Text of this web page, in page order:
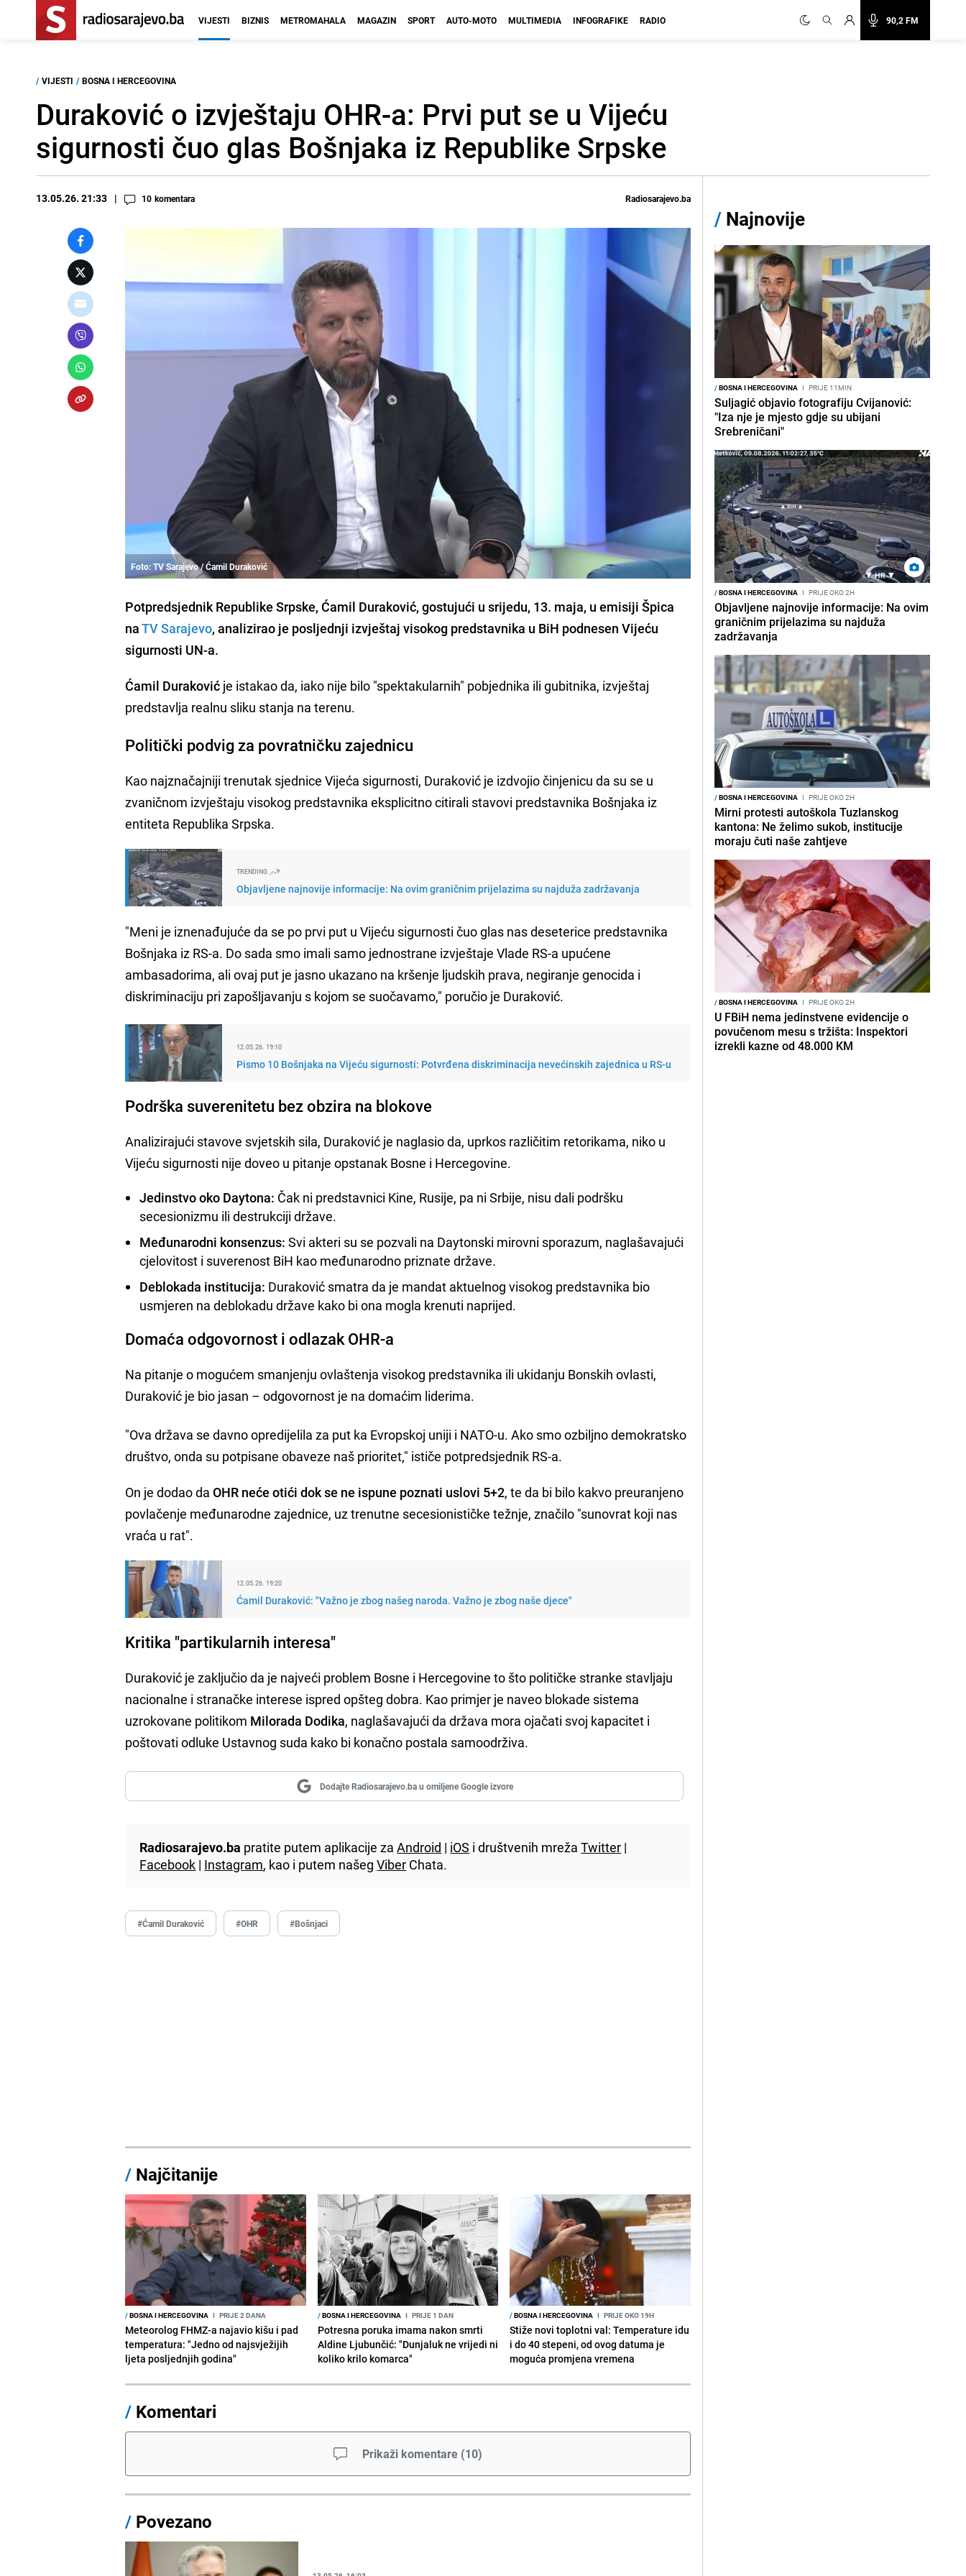
90,2 FM
VIJESTI BIZNIS METROMAHALA MAGAZIN SPORT AUTO-MOTO MULTIMEDIA INFOGRAFIKE RADIO
/ VIJESTI / BOSNA I HERCEGOVINA
Duraković o izvještaju OHR-a: Prvi put se u Vijeću
sigurnosti čuo glas Bošnjaka iz Republike Srpske
13.05.26. 21:33 10 komentara Radiosarajevo.ba
Foto: TV Sarajevo / Ćamil Duraković
Potpredsjednik Republike Srpske, Ćamil Duraković, gostujući u srijedu, 13. maja, u emisiji Špica
naTV Sarajevo, analizirao je posljednji izvještaj visokog predstavnika u BiH podnesen Vijeću
sigurnosti UN-a.
Ćamil Duraković je istakao da, iako nije bilo "spektakularnih" pobjednika ili gubitnika, izvještaj
predstavlja realnu sliku stanja na terenu.
Politički podvig za povratničku zajednicu
Kao najznačajniji trenutak sjednice Vijeća sigurnosti, Duraković je izdvojio činjenicu da su se u
zvaničnom izvještaju visokog predstavnika eksplicitno citirali stavovi predstavnika Bošnjaka iz
entiteta Republika Srpska.
TRENDING
Objavljene najnovije informacije: Na ovim graničnim prijelazima su najduža zadržavanja
"Meni je iznenađujuće da se po prvi put u Vijeću sigurnosti čuo glas nas deseterice predstavnika
Bošnjaka iz RS-a. Do sada smo imali samo jednostrane izvještaje Vlade RS-a upućene
ambasadorima, ali ovaj put je jasno ukazano na kršenje ljudskih prava, negiranje genocida i
diskriminaciju pri zapošljavanju s kojom se suočavamo," poručio je Duraković.
12.05.26. 19:10
Pismo 10 Bošnjaka na Vijeću sigurnosti: Potvrđena diskriminacija nevećinskih zajednica u RS-u
Podrška suverenitetu bez obzira na blokove
Analizirajući stavove svjetskih sila, Duraković je naglasio da, uprkos različitim retorikama, niko u
Vijeću sigurnosti nije doveo u pitanje opstanak Bosne i Hercegovine.
Jedinstvo oko Daytona: Čak ni predstavnici Kine, Rusije, pa ni Srbije, nisu dali podršku
secesionizmu ili destrukciji države.
Međunarodni konsenzus: Svi akteri su se pozvali na Daytonski mirovni sporazum, naglašavajući
cjelovitost i suverenost BiH kao međunarodno priznate države.
Deblokada institucija: Duraković smatra da je mandat aktuelnog visokog predstavnika bio
usmjeren na deblokadu države kako bi ona mogla krenuti naprijed.
Domaća odgovornost i odlazak OHR-a
Na pitanje o mogućem smanjenju ovlaštenja visokog predstavnika ili ukidanju Bonskih ovlasti,
Duraković je bio jasan – odgovornost je na domaćim liderima.
"Ova država se davno opredijelila za put ka Evropskoj uniji i NATO-u. Ako smo ozbiljno demokratsko
društvo, onda su potpisane obaveze naš prioritet," ističe potpredsjednik RS-a.
On je dodao daOHR neće otići dok se ne ispune poznati uslovi 5+2, te da bi bilo kakvo preuranjeno
povlačenje međunarodne zajednice, uz trenutne secesionističke težnje, značilo "sunovrat koji nas
vraća u rat".
12.05.26. 19:20
Ćamil Duraković: "Važno je zbog našeg naroda. Važno je zbog naše djece"
Kritika "partikularnih interesa"
Duraković je zaključio da je najveći problem Bosne i Hercegovine to što političke stranke stavljaju
nacionalne i stranačke interese ispred opšteg dobra. Kao primjer je naveo blokade sistema
uzrokovane politikom Milorada Dodika, naglašavajući da država mora ojačati svoj kapacitet i
poštovati odluke Ustavnog suda kako bi konačno postala samoodrživa.
Dodajte Radiosarajevo.ba u omiljene Google izvore
Radiosarajevo.ba pratite putem aplikacije zaAndroid | iOS i društvenih mrežaTwitter |
Facebook | Instagram, kao i putem našegViber Chata.
#Ćamil Duraković #OHR #Bošnjaci
/ Najčitanije
/BOSNA I HERCEGOVINA I PRIJE 2 DANA
Meteorolog FHMZ-a najavio kišu i pad
temperatura: "Jedno od najsvježijih
ljeta posljednjih godina"
/BOSNA I HERCEGOVINA I PRIJE 1 DAN
Potresna poruka imama nakon smrti
Aldine Ljubunčić: "Dunjaluk ne vrijedi ni
koliko krilo komarca"
/BOSNA I HERCEGOVINA I PRIJE OKO 19H
Stiže novi toplotni val: Temperature idu
i do 40 stepeni, od ovog datuma je
moguća promjena vremena
/ Komentari
Prikaži komentare (10)
/ Povezano
/ Najnovije
/BOSNA I HERCEGOVINA I PRIJE 11MIN
Suljagić objavio fotografiju Cvijanović:
"Iza nje je mjesto gdje su ubijani
Srebreničani"
/BOSNA I HERCEGOVINA I PRIJE OKO 2H
Objavljene najnovije informacije: Na ovim
graničnim prijelazima su najduža
zadržavanja
/BOSNA I HERCEGOVINA I PRIJE OKO 2H
Mirni protesti autoškola Tuzlanskog
kantona: Ne želimo sukob, institucije
moraju čuti naše zahtjeve
/BOSNA I HERCEGOVINA I PRIJE OKO 2H
U FBiH nema jedinstvene evidencije o
povučenom mesu s tržišta: Inspektori
izrekli kazne od 48.000 KM